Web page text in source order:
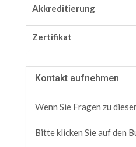
Akkreditierung
Zertifikat
Kontakt aufnehmen
Wenn Sie Fragen zu
Bitte klicken Sie auf den